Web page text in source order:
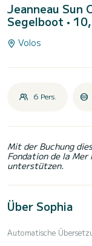
Jeanneau Sun
Segelboot •
Volos
6 Pers.
Mit der Buchung
Fondation de la Mer
unterstützen.
Über Sophia
Automatische